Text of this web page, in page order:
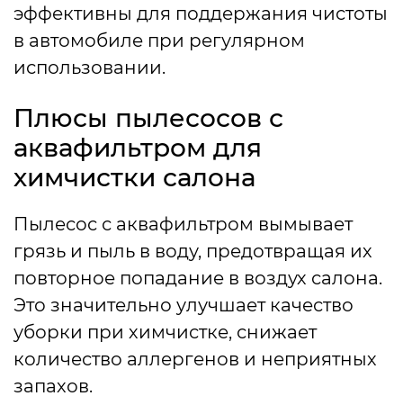
эффективны для поддержания чистоты
в автомобиле при регулярном
использовании.
Плюсы пылесосов с
аквафильтром для
химчистки салона
Пылесос с аквафильтром вымывает
грязь и пыль в воду, предотвращая их
повторное попадание в воздух салона.
Это значительно улучшает качество
уборки при химчистке, снижает
количество аллергенов и неприятных
запахов.